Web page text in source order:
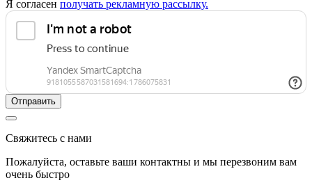
Я согласен получать рекламную рассылку.
Свяжитесь с нами
Пожалуйста, оставьте ваши контактны и мы перезвоним вам
очень быстро